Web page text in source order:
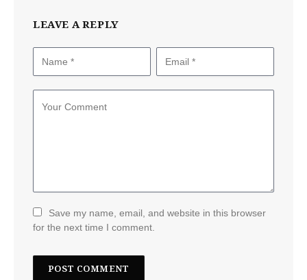
LEAVE A REPLY
Save my name, email, and website in this browser
for the next time I comment.